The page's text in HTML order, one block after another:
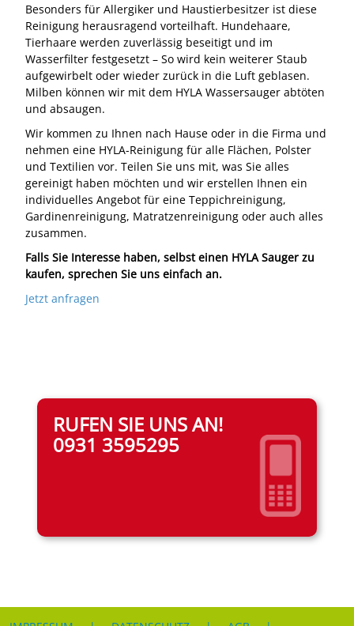
Besonders für Allergiker und Haustierbesitzer ist diese
Reinigung herausragend vorteilhaft. Hundehaare,
Tierhaare werden zuverlässig beseitigt und im
Wasserfilter festgesetzt – So wird kein weiterer Staub
aufgewirbelt oder wieder zurück in die Luft geblasen.
Milben können wir mit dem HYLA Wassersauger abtöten
und absaugen.
Wir kommen zu Ihnen nach Hause oder in die Firma und
nehmen eine HYLA-Reinigung für alle Flächen, Polster
und Textilien vor. Teilen Sie uns mit, was Sie alles
gereinigt haben möchten und wir erstellen Ihnen ein
individuelles Angebot für eine Teppichreinigung,
Gardinenreinigung, Matratzenreinigung oder auch alles
zusammen.
Falls Sie Interesse haben, selbst einen HYLA Sauger zu
kaufen, sprechen Sie uns einfach an.
Jetzt anfragen
RUFEN SIE UNS AN!
0931 3595295